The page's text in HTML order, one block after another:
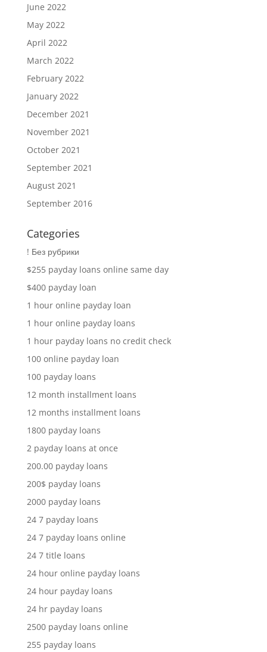
June 2022
May 2022
April 2022
March 2022
February 2022
January 2022
December 2021
November 2021
October 2021
September 2021
August 2021
September 2016
Categories
! Без рубрики
$255 payday loans online same day
$400 payday loan
1 hour online payday loan
1 hour online payday loans
1 hour payday loans no credit check
100 online payday loan
100 payday loans
12 month installment loans
12 months installment loans
1800 payday loans
2 payday loans at once
200.00 payday loans
200$ payday loans
2000 payday loans
24 7 payday loans
24 7 payday loans online
24 7 title loans
24 hour online payday loans
24 hour payday loans
24 hr payday loans
2500 payday loans online
255 payday loans